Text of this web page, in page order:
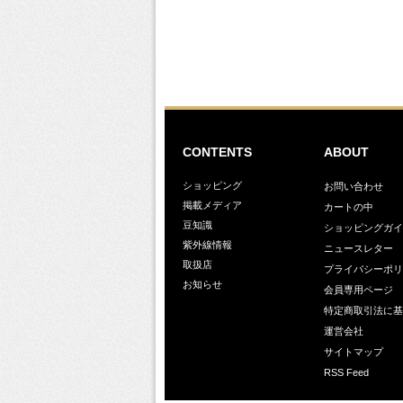
CONTENTS
ショッピング
掲載メディア
豆知識
紫外線情報
取扱店
お知らせ
ABOUT
お問い合わせ
カートの中
ショッピングガ
ニュースレター
プライバシーポ
会員専用ページ
特定商取引法に
運営会社
サイトマップ
RSS Feed